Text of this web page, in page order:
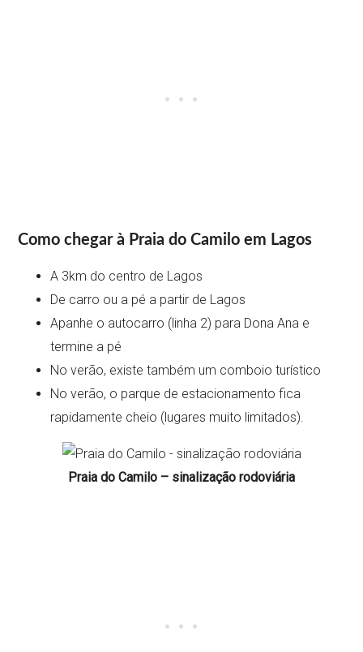
Como chegar à Praia do Camilo em Lagos
A 3km do centro de Lagos
De carro ou a pé a partir de Lagos
Apanhe o autocarro (linha 2) para Dona Ana e
termine a pé
No verão, existe também um comboio turístico
No verão, o parque de estacionamento fica
rapidamente cheio (lugares muito limitados).
Praia do Camilo – sinalização rodoviária